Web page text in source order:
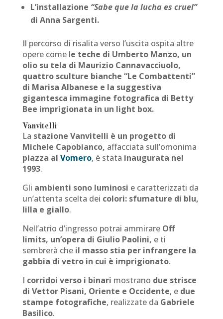
L’installazione “Sabe que la lucha es cruel”
di Anna Sargenti.
Il percorso di risalita verso l’uscita ospita altre
opere come le teche di Umberto Manzo, un
olio su tela di Maurizio Cannavacciuolo,
quattro sculture bianche “Le Combattenti”
di Marisa Albanese e la suggestiva
gigantesca immagine fotografica di Betty
Bee imprigionata in un light box.
Vanvitelli
La stazione Vanvitelli è un progetto di
Michele Capobianco, affacciata sull’omonima
piazza al Vomero, è stata inaugurata nel
1993.
Gli ambienti sono luminosi e caratterizzati da
un’attenta scelta dei colori: sfumature di blu,
lilla e giallo.
Nell’atrio d’ingresso potrai ammirare Off
limits, un’opera di Giulio Paolini, e ti
sembrerà che il masso stia per infrangere la
gabbia di vetro in cui è imprigionato.
I corridoi verso i binari mostrano due strisce
di Vettor Pisani, Oriente e Occidente, e due
stampe fotografiche, realizzate da Gabriele
Basilico.